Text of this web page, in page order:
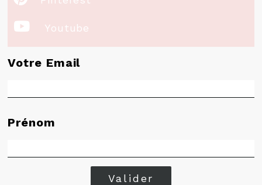
 Youtube
Votre Email
Prénom
Valider